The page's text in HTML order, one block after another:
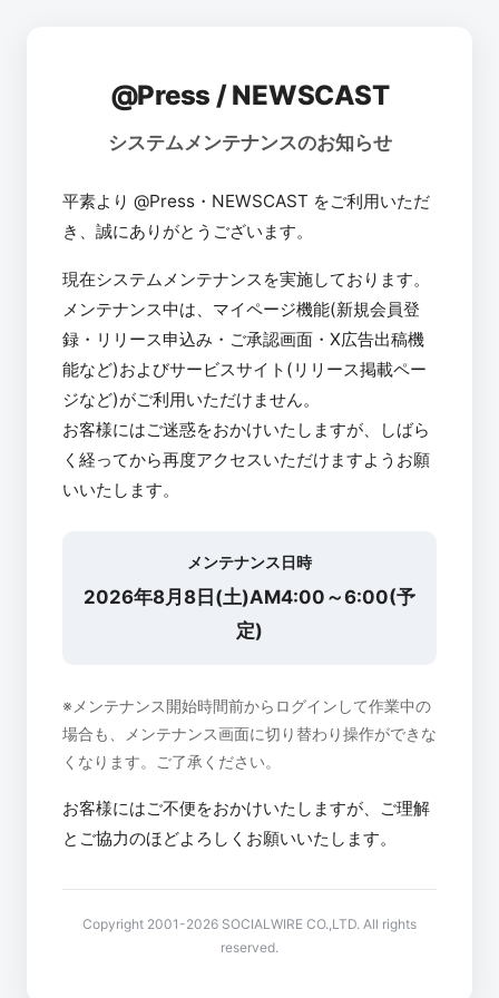
@Press / NEWSCAST
システムメンテナンスのお知らせ
平素より @Press・NEWSCAST をご利用いただ
き、誠にありがとうございます。
現在システムメンテナンスを実施しております。
メンテナンス中は、マイページ機能(新規会員登
録・リリース申込み・ご承認画面・X広告出稿機
能など)およびサービスサイト(リリース掲載ペー
ジなど)がご利用いただけません。
お客様にはご迷惑をおかけいたしますが、しばら
く経ってから再度アクセスいただけますようお願
いいたします。
メンテナンス日時
2026年8月8日(土)AM4:00～6:00(予
定)
※メンテナンス開始時間前からログインして作業中の
場合も、メンテナンス画面に切り替わり操作ができな
くなります。ご了承ください。
お客様にはご不便をおかけいたしますが、ご理解
とご協力のほどよろしくお願いいたします。
Copyright 2001-2026 SOCIALWIRE CO.,LTD. All rights
reserved.